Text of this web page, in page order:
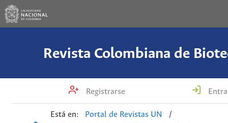
Revista Colombiana de
Registrarse
Está en: Portal de Revistas UN
/